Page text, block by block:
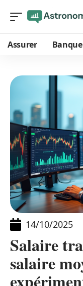
Assurer Banque
14/10/2025
Salaire
salaire